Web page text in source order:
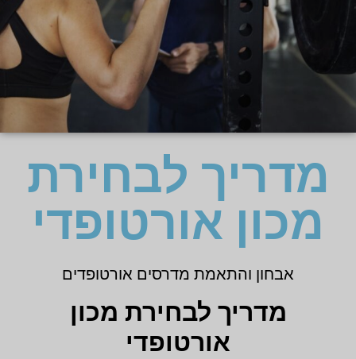
מדריך לבחירת
מכון אורטופדי
אבחון והתאמת מדרסים אורטופדים
מדריך לבחירת מכון
אורטופדי